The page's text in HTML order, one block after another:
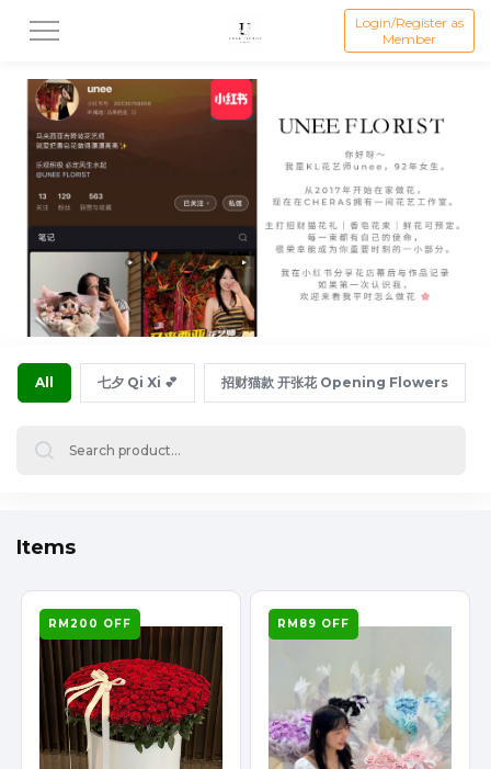
Login/Register as
Member
All 七夕 Qi Xi 💕 招财猫款 开张花 Opening Flowers
Items
RM200 OFF RM89 OFF